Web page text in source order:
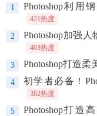
1 Photoshop利用
421热度
2 Photoshop加强
403热度
3 Photoshop打造
4 初学者必备！
382热度
5 Photoshop打造